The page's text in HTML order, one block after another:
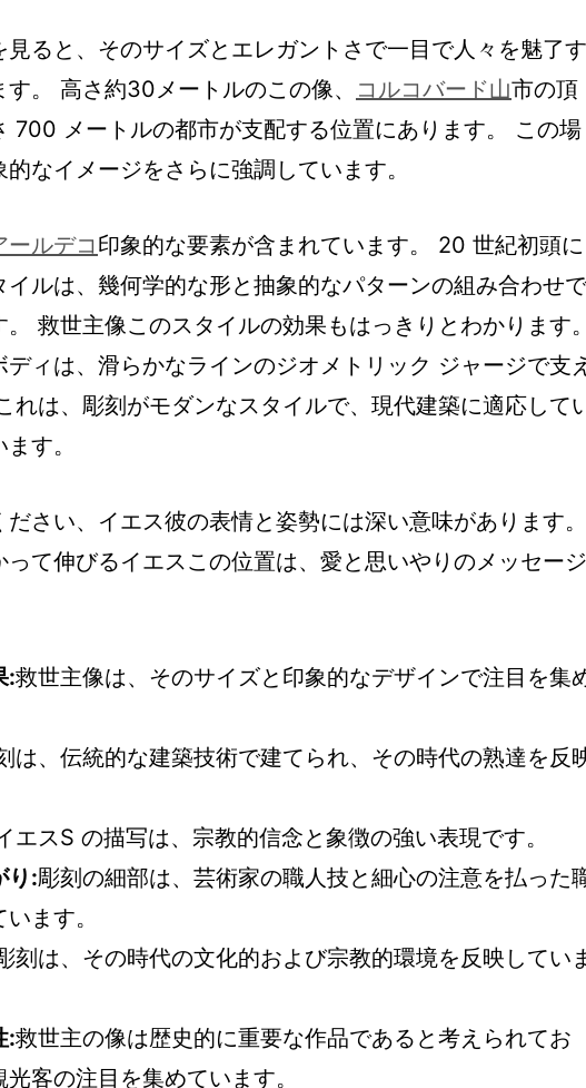
見ると、そのサイズとエレガントさで一目で人々を魅了す
。 高さ約30メートルのこの像、
コルコバード山市の頂
700 メートルの都市が支配する位置にあります。 この場
なイメージをさらに強調しています。
ールデコ 印象的な要素が含まれています。 20 世紀初頭に
イルは、幾何学的な形と抽象的なパターンの組み合わせで
。 救世主像このスタイルの効果もはっきりとわかります
ディは、滑らかなラインのジオメトリック ジャージで支
れは、彫刻がモダンなスタイルで、現代建築に適応して
す。
ださい、イエス彼の表情と姿勢には深い意味があります。
って伸びるイエスこの位置は、愛と思いやりのメッセージ
:救世主像は、そのサイズと印象的なデザインで注目を集
は、伝統的な建築技術で建てられ、その時代の熟達を反
エスS の描写は、宗教的信念と象徴の強い表現です。
り:彫刻の細部は、芸術家の職人技と細心の注意を払った
ます。
刻は、その時代の文化的および宗教的環境を反映してい
:救世主の像は歴史的に重要な作品であると考えられてお
光客の注目を集めています。